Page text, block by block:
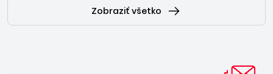
Zobraziť všetko